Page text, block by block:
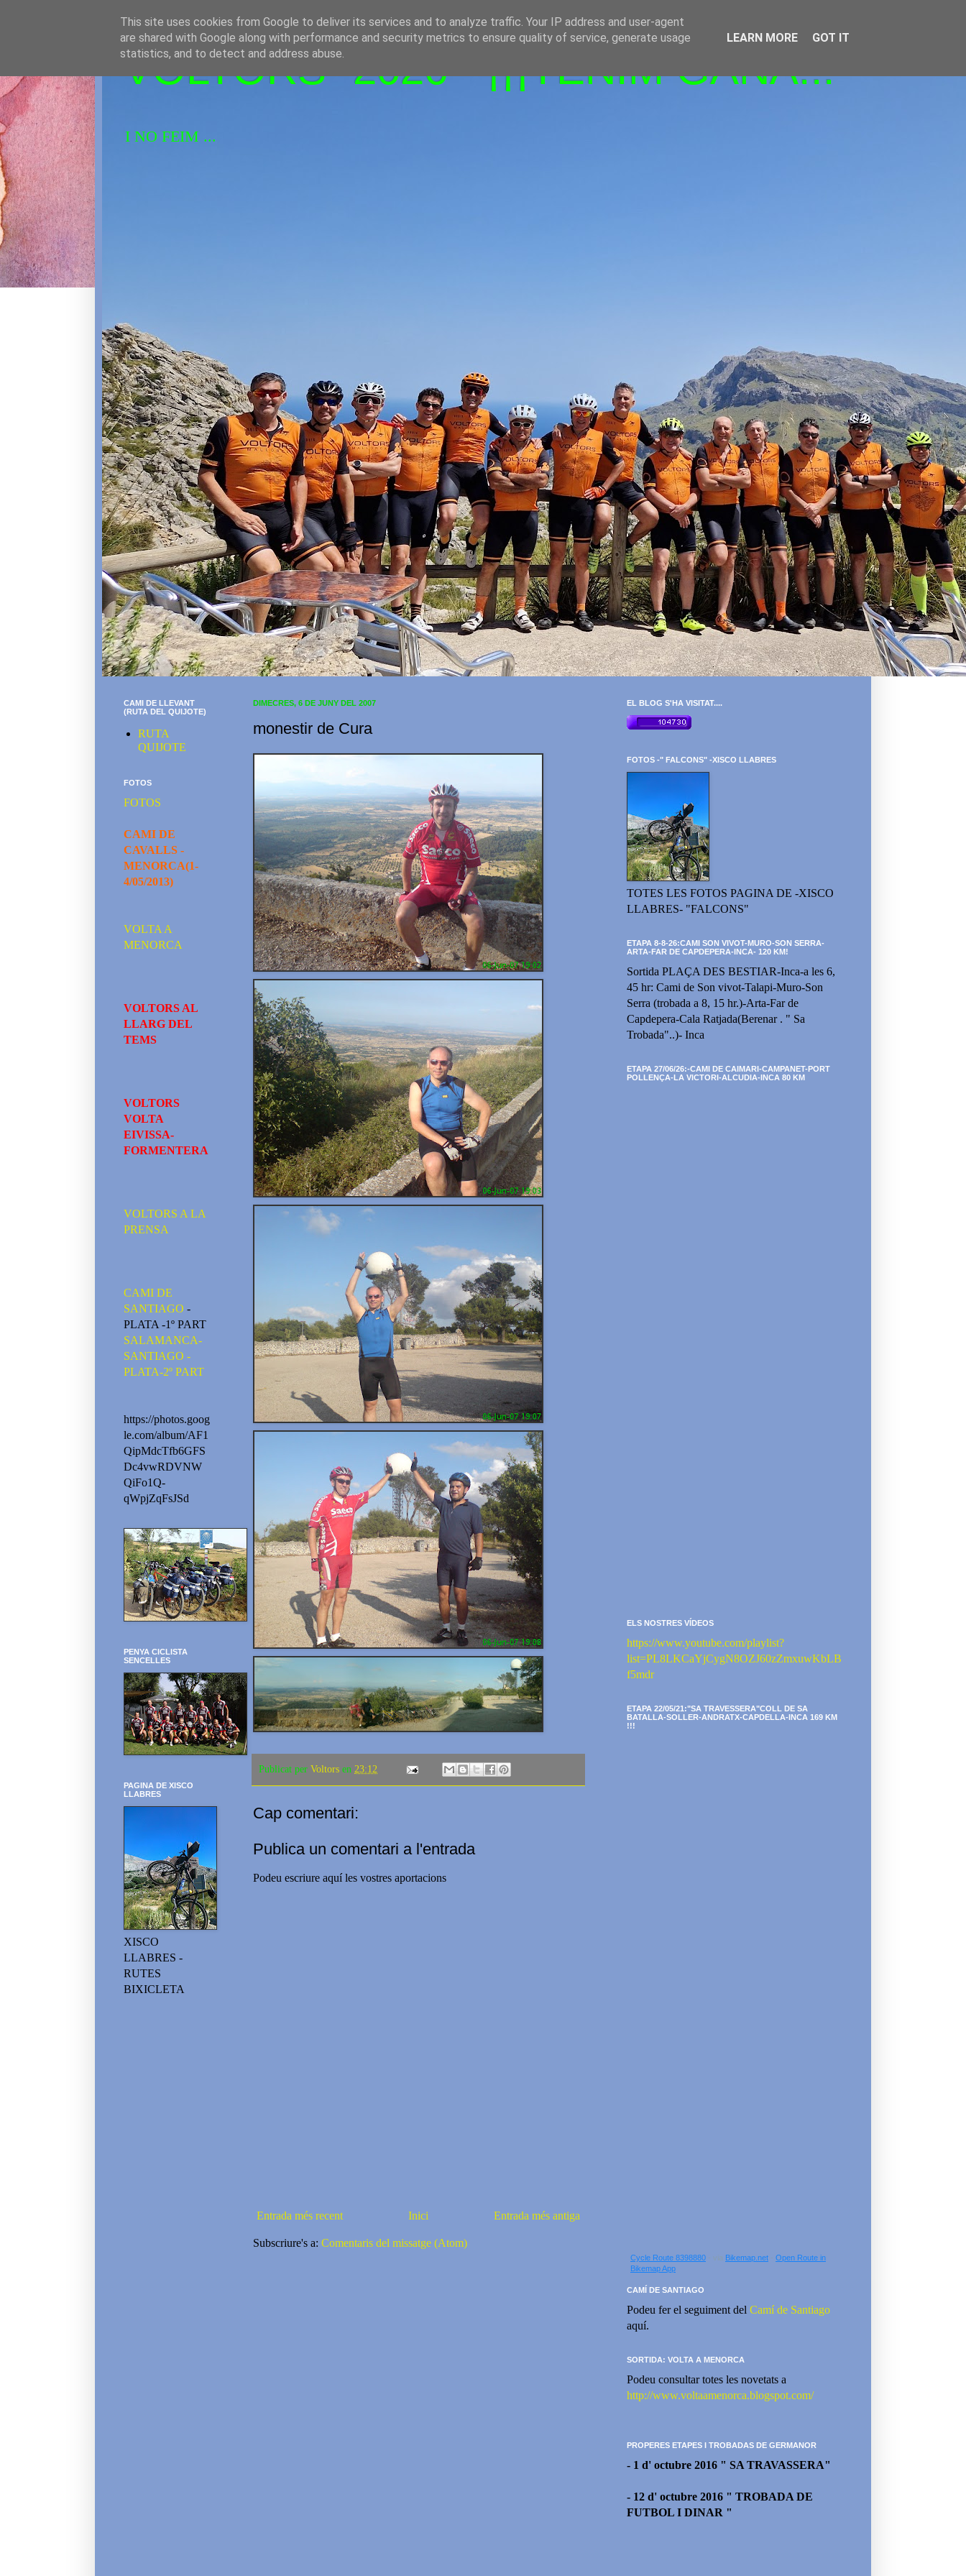
VOLTORS -2026 - ¡¡¡TENIM GANA!!!
I NO FEIM ...
DIMECRES, 6 DE JUNY DEL 2007
monestir de Cura
Publicat per Voltors en 23:12
Cap comentari:
Publica un comentari a l'entrada
Podeu escriure aquí les vostres aportacions
Entrada més recent Entrada més antiga
Inici
Subscriure's a: Comentaris del missatge (Atom)
CAMI DE LLEVANT
(RUTA DEL QUIJOTE)
RUTA
QUIJOTE
FOTOS
FOTOS
CAMI DE
CAVALLS -
MENORCA(1-
4/05/2013)
VOLTA A
MENORCA
VOLTORS AL
LLARG DEL
TEMS
VOLTORS
VOLTA
EIVISSA-
FORMENTERA
VOLTORS A LA
PRENSA
CAMI DE
SANTIAGO -
PLATA -1º PART
SALAMANCA-
SANTIAGO -
PLATA-2º PART
https://photos.goog
le.com/album/AF1
QipMdcTfb6GFS
Dc4vwRDVNW
QiFo1Q-
qWpjZqFsJSd
PENYA CICLISTA
SENCELLES
PAGINA DE XISCO
LLABRES
XISCO
LLABRES -
RUTES
BIXICLETA
EL BLOG S'HA VISITAT....
FOTOS -" FALCONS" -XISCO LLABRES
TOTES LES FOTOS PAGINA DE -XISCO
LLABRES- "FALCONS"
ETAPA 8-8-26:CAMI SON VIVOT-MURO-SON SERRA-
ARTA-FAR DE CAPDEPERA-INCA- 120 KM!
Sortida PLAÇA DES BESTIAR-Inca-a les 6,
45 hr: Cami de Son vivot-Talapi-Muro-Son
Serra (trobada a 8, 15 hr.)-Arta-Far de
Capdepera-Cala Ratjada(Berenar . " Sa
Trobada"..)- Inca
ETAPA 27/06/26:-CAMI DE CAIMARI-CAMPANET-PORT
POLLENÇA-LA VICTORI-ALCUDIA-INCA 80 KM
ELS NOSTRES VÍDEOS
https://www.youtube.com/playlist?
list=PL8LKCaYjCygN8OZJ60zZmxuwKbLB
f5mdr
ETAPA 22/05/21:"SA TRAVESSERA"COLL DE SA
BATALLA-SOLLER-ANDRATX-CAPDELLA-INCA 169 KM
!!!
Cycle Route 8398880 - via Bikemap.net - Open Route in
Bikemap App
CAMÍ DE SANTIAGO
Podeu fer el seguiment del Camí de Santiago
aquí.
SORTIDA: VOLTA A MENORCA
Podeu consultar totes les novetats a
http://www.voltaamenorca.blogspot.com/
PROPERES ETAPES I TROBADAS DE GERMANOR
- 1 d' octubre 2016 " SA TRAVASSERA"
- 12 d' octubre 2016 " TROBADA DE
FUTBOL I DINAR "
This site uses cookies from Google to deliver its services and to analyze traffic. Your IP address and user-agent
are shared with Google along with performance and security metrics to ensure quality of service, generate usage
statistics, and to detect and address abuse.
LEARN MORE GOT IT